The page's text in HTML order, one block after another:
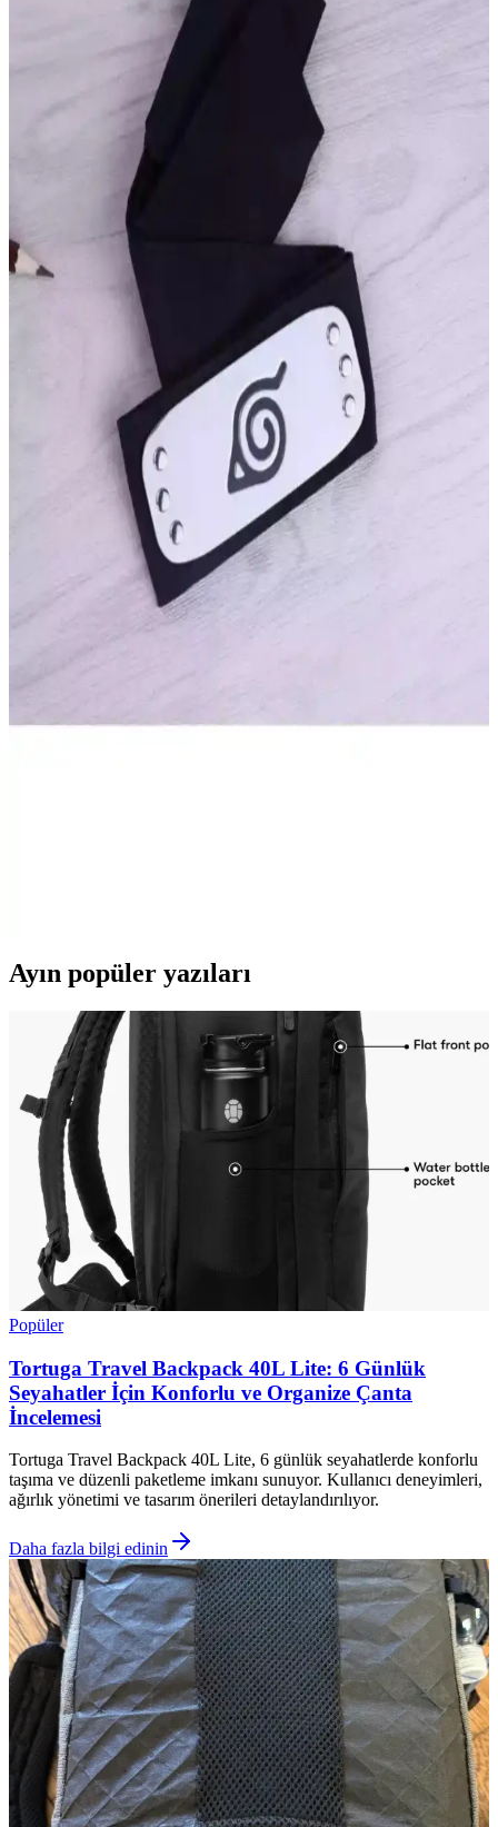
Naruto Silikon Anahtarlık: Dayanıklı ve Enerjik
Tasarımıyla Favori Aksesuariniz
Yüksek kaliteli silikon malzemeden üretilen Naruto anahtarlık, canlı
renkler ve dayanıklı yapısıyla günlük kullanımda şıklık ve pratiklik
Santalio Attack On Titan Eren Anahtar Kolye:
Anime Temalı Şık ve Dayanıklı Takı Seçeneği
Eşsiz tasarımı ve kaliteli malzemeleriyle dikkat çeken Santalio
Attack On Titan Eren anahtar kolye, anime tutkunlarına özel şık ve
dayanıklı bir aksesuar sunuyor.
Genel Markalar Nana Anime Kolyesi: Şık ve
Dayanıklı Stil Aksesuarı
Nana anime kolyesi, özgün tasarımı, güçlü renkleri ve dayanıklı
yapısıyla gençler ve anime severler için ideal bir aksesuar. Günlük
ve şık kombinlere uyum sağlar, uzun ömürlü kullanım sunar.
Anime Kolye Karşılaştırması: Nana ve Beyaz Cam
İnci Modelleri Analizi ve Seçim Rehberi
Anime kolye modelleri arasında Nana ve Beyaz Cam İnci
seçeneklerini detaylı inceleyerek, tasarım, malzeme ve kullanıcı
yorumlarına göre en iyi tercihi yapmanıza yardımcı oluyoruz.
DarkellaStore Kedi Tacı Cosplay ve Günlük
Kullanım İçin Şık ve Eğlenceli Aksesuar
Ayın popüler yazıları
Popüler
Tortuga Travel Backpack 40L Lite: 6 Günlük
Seyahatler İçin Konforlu ve Organize Çanta
İncelemesi
Tortuga Travel Backpack 40L Lite, 6 günlük seyahatlerde konforlu
taşıma ve düzenli paketleme imkanı sunuyor. Kullanıcı deneyimleri,
ağırlık yönetimi ve tasarım önerileri detaylandırılıyor.
Daha fazla bilgi edinin